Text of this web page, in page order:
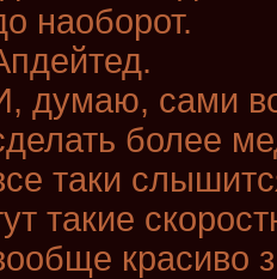
наоборот.
думаю, сами
более
таки
такие
красиво